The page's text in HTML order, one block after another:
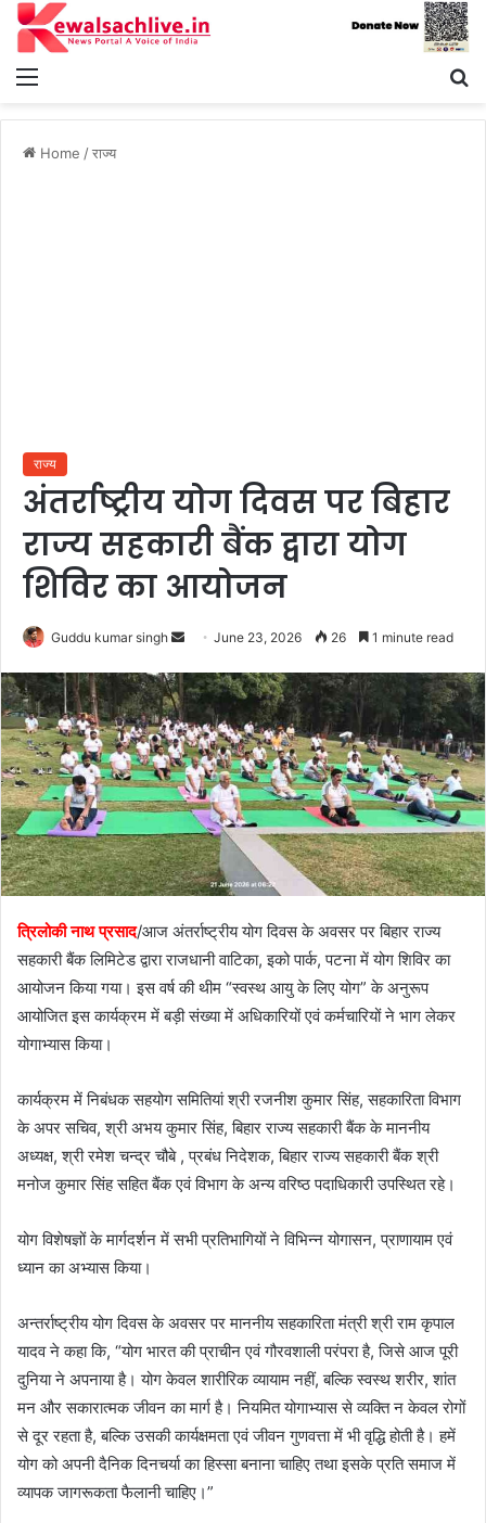
Menu
Home /राज्य
राज्य
अंतर्राष्ट्रीय योग दिवस पर बिहार
राज्य सहकारी बैंक द्वारा योग
शिविर का आयोजन
Guddu kumar singh
Send
email
June 23, 2026 26 1 minute read
त्रिलोकी नाथ प्रसाद/आज अंतर्राष्ट्रीय योग दिवस के अवसर पर बिहार राज्य
सहकारी बैंक लिमिटेड द्वारा राजधानी वाटिका, इको पार्क, पटना में योग शिविर का
आयोजन किया गया। इस वर्ष की थीम “स्वस्थ आयु के लिए योग” के अनुरूप
आयोजित इस कार्यक्रम में बड़ी संख्या में अधिकारियों एवं कर्मचारियों ने भाग लेकर
योगाभ्यास किया।
कार्यक्रम में निबंधक सहयोग समितियां श्री रजनीश कुमार सिंह, सहकारिता विभाग
के अपर सचिव, श्री अभय कुमार सिंह, बिहार राज्य सहकारी बैंक के माननीय
अध्यक्ष, श्री रमेश चन्द्र चौबे , प्रबंध निदेशक, बिहार राज्य सहकारी बैंक श्री
मनोज कुमार सिंह सहित बैंक एवं विभाग के अन्य वरिष्ठ पदाधिकारी उपस्थित रहे।
योग विशेषज्ञों के मार्गदर्शन में सभी प्रतिभागियों ने विभिन्न योगासन, प्राणायाम एवं
ध्यान का अभ्यास किया।
अन्तर्राष्ट्रीय योग दिवस के अवसर पर माननीय सहकारिता मंत्री श्री राम कृपाल
यादव ने कहा कि, “योग भारत की प्राचीन एवं गौरवशाली परंपरा है, जिसे आज पूरी
दुनिया ने अपनाया है। योग केवल शारीरिक व्यायाम नहीं, बल्कि स्वस्थ शरीर, शांत
मन और सकारात्मक जीवन का मार्ग है। नियमित योगाभ्यास से व्यक्ति न केवल रोगों
से दूर रहता है, बल्कि उसकी कार्यक्षमता एवं जीवन गुणवत्ता में भी वृद्धि होती है। हमें
योग को अपनी दैनिक दिनचर्या का हिस्सा बनाना चाहिए तथा इसके प्रति समाज में
व्यापक जागरूकता फैलानी चाहिए।”